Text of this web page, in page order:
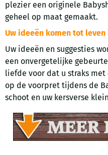
plezier een originele
geheel op maat gemaakt.
Uw ideeën komen tot
Uw ideeën en suggesties
een onvergetelijke
liefde voor dat u straks
op de voorpret tijdens de
schoot en uw kersverse